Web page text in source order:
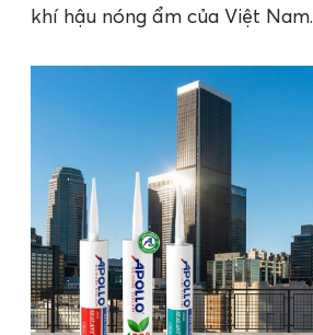
khí hậu nóng ẩm của Việt Nam.